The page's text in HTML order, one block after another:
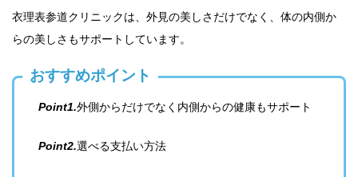
衣理表参道クリニックは、外見の美しさだけでなく、体の内側か
らの美しさもサポートしています。
おすすめポイント
Point1.外側からだけでなく内側からの健康もサポート
Point2.選べる支払い方法